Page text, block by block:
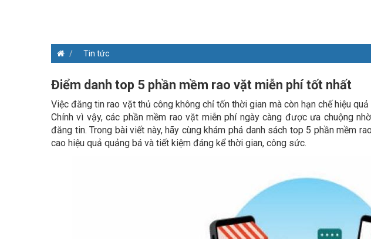
Tin tức
Điểm danh top 5 phần mềm rao vặt miễn phí tốt nhất
Việc đăng tin rao vặt thủ công không chỉ tốn thời gian mà còn hạn chế hiệu
Chính vì vậy, các phần mềm rao vặt miễn phí ngày càng được ưa chuộng
đăng tin. Trong bài viết này, hãy cùng khám phá danh sách top 5 phần mềm
cao hiệu quả quảng bá và tiết kiệm đáng kể thời gian, công sức.